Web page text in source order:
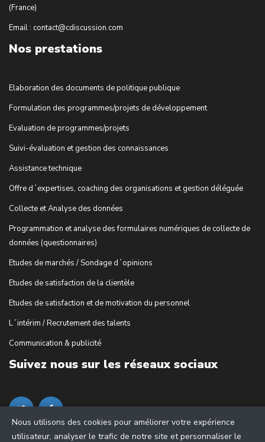
(France)
Email : contact@cdiscussion.com
Nos prestations
Elaboration des documents de politique publique
Formulation des programmes/projets de développement
Evaluation de programmes/projets
Suivi-évaluation et gestion des connaissances
Assistance technique
Offre d´expertises, coaching des organisations et gestion déléguée
Collecte et Analyse des données
Programmation et analyse des formulaires numériques de collecte de
données (questionnaires)
Etudes de marchés / Sondage d´opinions
Etudes de satisfaction de la clientèle
Etudes de satisfaction et de motivation du personnel
L´intérim / Recrutement des talents
Communication & publicité
Suivez nous sur les réseaux sociaux
Nous utilisons des cookies pour améliorer votre expérience
utilisateur, analyser le trafic de notre site et personnaliser le